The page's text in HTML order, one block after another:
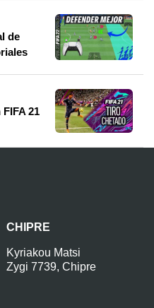
de
21
CHIPRE
Kyriakou Matsi
Zygi 7739, Chipre